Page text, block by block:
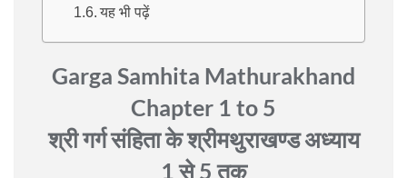
यह भी पढ़ें
Garga Samhita Mathurakhand
Chapter 1 to 5
श्री गर्ग संहिता के श्रीमथुराखण्ड अध्याय
1 से 5 तक